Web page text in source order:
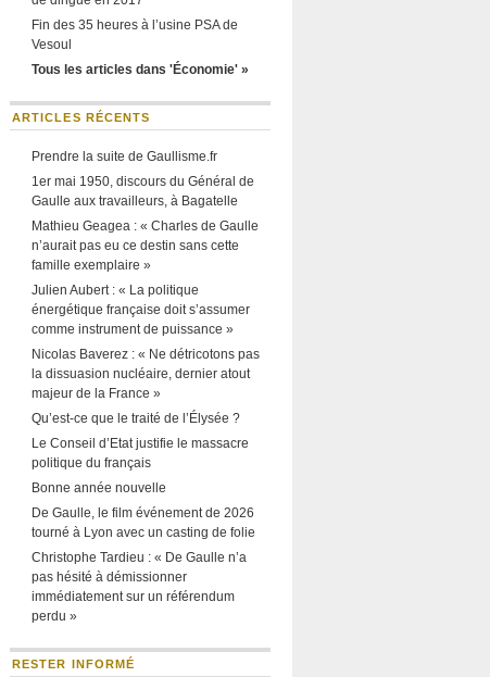
Fin des 35 heures à l’usine PSA de
Vesoul
Tous les articles dans 'Économie' »
ARTICLES RÉCENTS
Prendre la suite de Gaullisme.fr
1er mai 1950, discours du Général de
Gaulle aux travailleurs, à Bagatelle
Mathieu Geagea : « Charles de Gaulle
n’aurait pas eu ce destin sans cette
famille exemplaire »
Julien Aubert : « La politique
énergétique française doit s’assumer
comme instrument de puissance »
Nicolas Baverez : « Ne détricotons pas
la dissuasion nucléaire, dernier atout
majeur de la France »
Qu’est-ce que le traité de l’Élysée ?
Le Conseil d’Etat justifie le massacre
politique du français
Bonne année nouvelle
De Gaulle, le film événement de 2026
tourné à Lyon avec un casting de folie
Christophe Tardieu : « De Gaulle n’a
pas hésité à démissionner
immédiatement sur un référendum
perdu »
RESTER INFORMÉ